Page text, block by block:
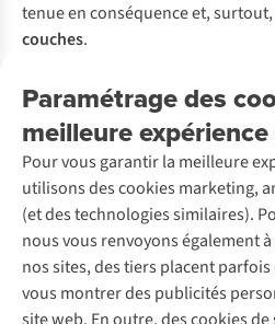
tenue en conséquence et,
couches.
de randonnée. N’oubliez pas non
chaussettes de randonnée
, qui
pouréviter les ampoules .
• Unsac à dosde qualité fera
Choisissez-le avec soinpour
randonnée.
Pas de café en vue pour
appareil photo ? Pas de problème
externe, vous êtes sûr de ne
Paramétrage des
meilleure
Pour vous garantir la meilleure
utilisons des cookies marketing,
(et des technologies similaires).
nous vous renvoyons également
nos sites, des tiers placent
vous montrer des publicités